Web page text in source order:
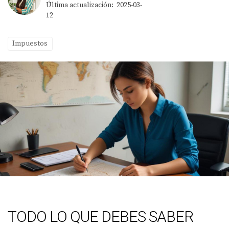
Última actualización: 2025-03-
12
Impuestos
TODO LO QUE DEBES SABER